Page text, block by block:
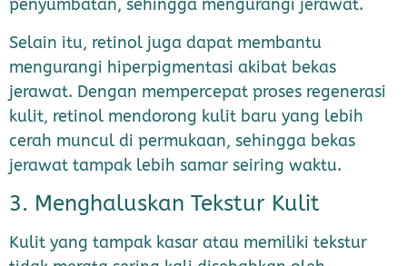
penyumbatan, sehingga mengurangi jerawat.
Selain itu, retinol juga dapat membantu
mengurangi hiperpigmentasi akibat bekas
jerawat. Dengan mempercepat proses regenerasi
kulit, retinol mendorong kulit baru yang lebih
cerah muncul di permukaan, sehingga bekas
jerawat tampak lebih samar seiring waktu.
3. Menghaluskan Tekstur Kulit
Kulit yang tampak kasar atau memiliki tekstur